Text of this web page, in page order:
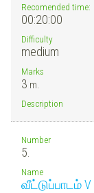
Recomended time:
00:20:00
Difficulty
medium
Marks
3 m.
Description
Number
5.
Name
வீட்டுப்பாடம் V